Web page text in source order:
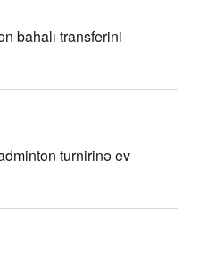
bahalı transferini
turnirinə ev